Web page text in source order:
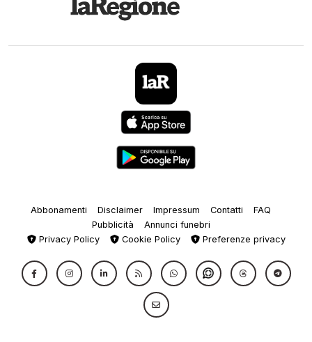
Abbonamenti Disclaimer Impressum Contatti
FAQ
Pubblicità
Annunci funebri
Privacy Policy
Cookie Policy Preferenze privacy